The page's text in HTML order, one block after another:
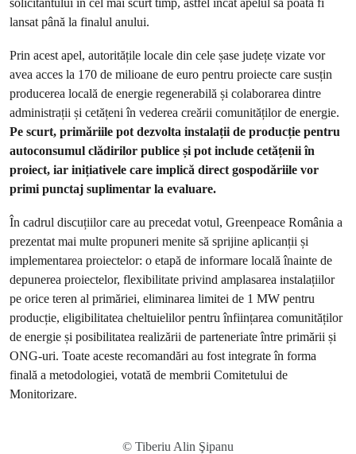
lansat până la finalul anului.
Prin acest apel, autoritățile locale din cele șase județe vizate vor
avea acces la 170 de milioane de euro pentru proiecte care susțin
producerea locală de energie regenerabilă și colaborarea dintre
administrații și cetățeni în vederea creării comunităților de energie.
Pe scurt, primăriile pot dezvolta instalații de producție pentru
autoconsumul clădirilor publice și pot include cetățenii în
proiect, iar inițiativele care implică direct gospodăriile vor
primi punctaj suplimentar la evaluare.
În cadrul discuțiilor care au precedat votul, Greenpeace România a
prezentat mai multe propuneri menite să sprijine aplicanții și
implementarea proiectelor: o etapă de informare locală înainte de
depunerea proiectelor, flexibilitate privind amplasarea instalațiilor
pe orice teren al primăriei, eliminarea limitei de 1 MW pentru
producție, eligibilitatea cheltuielilor pentru înființarea comunităților
de energie și posibilitatea realizării de parteneriate între primării și
ONG-uri. Toate aceste recomandări au fost integrate în forma
finală a metodologiei, votată de membrii Comitetului de
Monitorizare.
© Tiberiu Alin Şipanu